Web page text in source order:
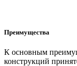
Преимущества
К основным
конструкций